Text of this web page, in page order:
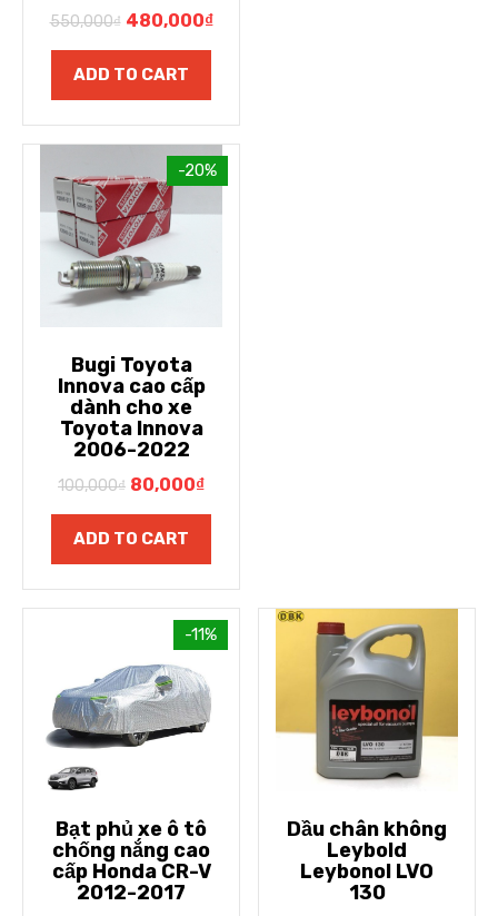
550,000₫ 480,000₫
ADD TO CART
-20%
Bugi Toyota
Innova cao cấp
dành cho xe
Toyota Innova
2006-2022
100,000₫ 80,000₫
ADD TO CART
-11%
Bạt phủ xe ô tô
chống nắng cao
cấp Honda CR-V
2012-2017
Dầu chân không
Leybold
Leybonol LVO
130